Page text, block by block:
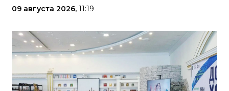
09 августа 2026, 11:19